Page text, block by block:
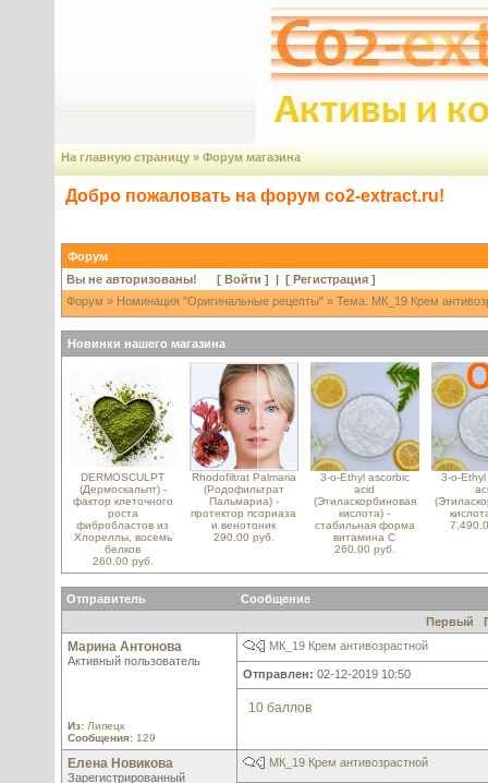
На главную страницу » Форум магазина
Добро пожаловать на форум co2-extract.ru!
Форум
Вы не авторизованы! [ Войти ] | [ Регистрация ]
Форум » Номинация "Оригинальные рецепты" » Тема: МК_19 Крем
Новинки нашего магазина
DERMOSCULPT
(Дермоскальпт) -
фактор клеточного
роста
фибробластов из
Хлореллы, восемь
белков
260.00 руб.
Rhodofiltrat Palmaria
(Родофильтрат
Пальмариа) -
протектор псориаза
и венотоник
290.00 руб.
3-o-Ethyl ascorbic
acid
(Этиласкорбиновая
кислота) -
стабильная форма
витамина С
260.00 руб.
3-o-Ethyl
Отправитель
Сообщение
Первый
Марина Антонова
Активный пользователь
Из: Липецк
Сообщения: 129
МК_19 Крем антивозрастной
Отправлен: 02-12-2019 10:50
10 баллов
Елена Новикова
Зарегистрированный
МК_19 Крем антивозрастной